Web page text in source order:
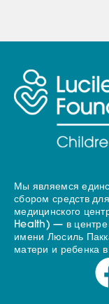
Мы являемся
сбором средств
медицинского
Health) — в центре
имени Люсиль
матери и ребенка